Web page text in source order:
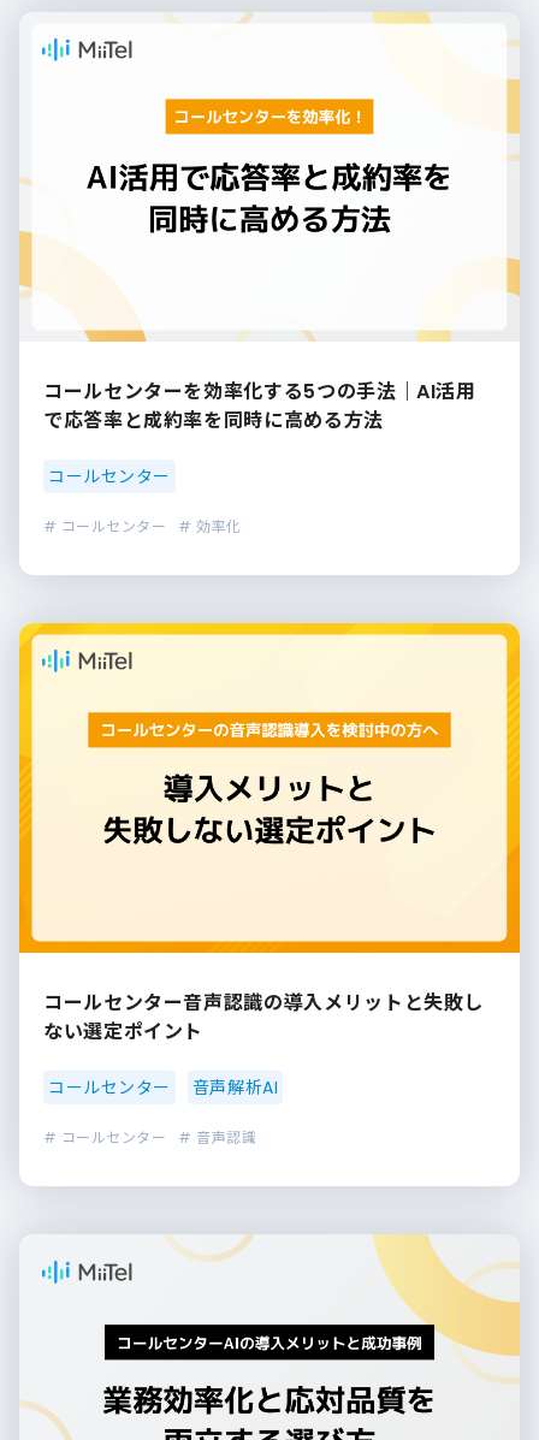
コールセンターを効率化する5つの手法｜AI活用
で応答率と成約率を同時に高める方法
コールセンター
# コールセンター # 効率化
コールセンター音声認識の導入メリットと失敗し
ない選定ポイント
コールセンター 音声解析AI
# コールセンター # 音声認識